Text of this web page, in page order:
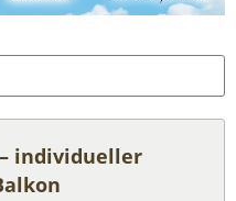
individueller